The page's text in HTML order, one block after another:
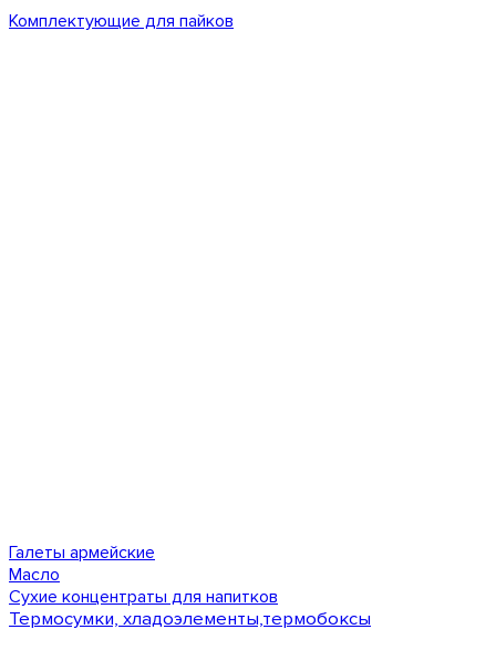
Комплектующие для пайков
Галеты армейские
Масло
Сухие концентраты для напитков
Термосумки, хладоэлементы,термобоксы